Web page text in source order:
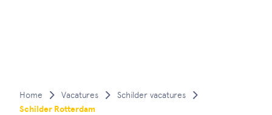
Vacatures Schilder vacatures
Schilder Rotterdam